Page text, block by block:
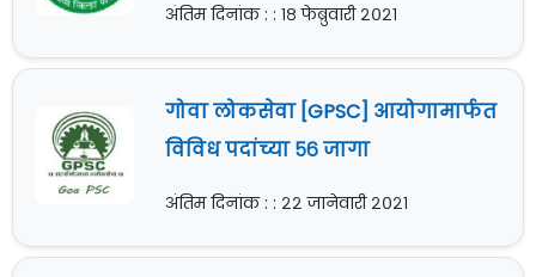
अंतिम दिनांक : : १८ फेब्रुवारी २०२१
गोवा लोकसेवा [GPSC] आयोगामार्फत
विविध पदांच्या ५६ जागा
अंतिम दिनांक : : २२ जानेवारी २०२१